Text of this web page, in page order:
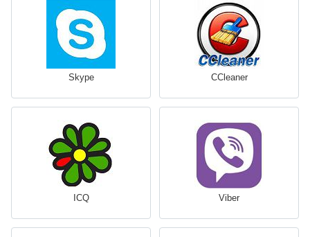
Skype CCleaner
ICQ Viber